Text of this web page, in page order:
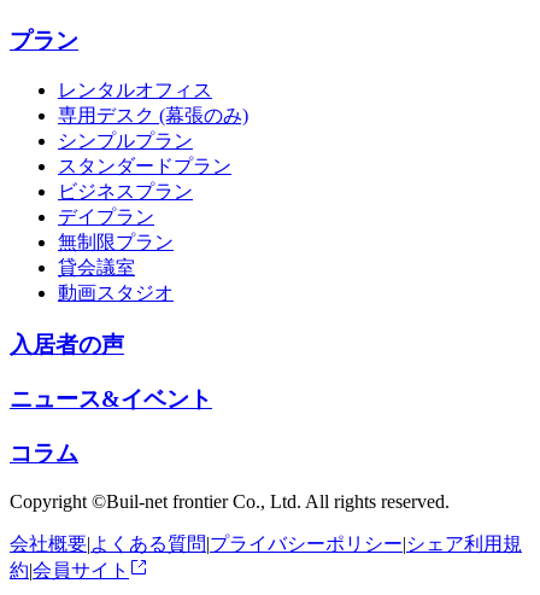
プラン
レンタルオフィス
専用デスク (幕張のみ)
シンプルプラン
スタンダードプラン
ビジネスプラン
デイプラン
無制限プラン
貸会議室
動画スタジオ
入居者の声
ニュース&イベント
コラム
Copyright ©Buil-net frontier Co., Ltd. All rights reserved.
会社概要|よくある質問|プライバシーポリシー|シェア利用規
約|会員サイト